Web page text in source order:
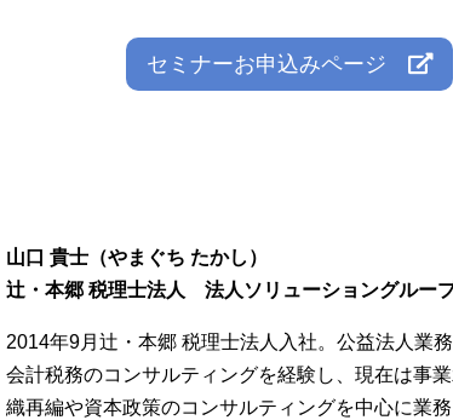
セミナーお申込みページ
山口 貴士（やまぐち たかし）
辻・本郷 税理士法人 法人ソリューショングルー
2014年9月辻・本郷 税理士法人入社。公益法人業
会計税務のコンサルティングを経験し、現在は事
織再編や資本政策のコンサルティングを中心に業務